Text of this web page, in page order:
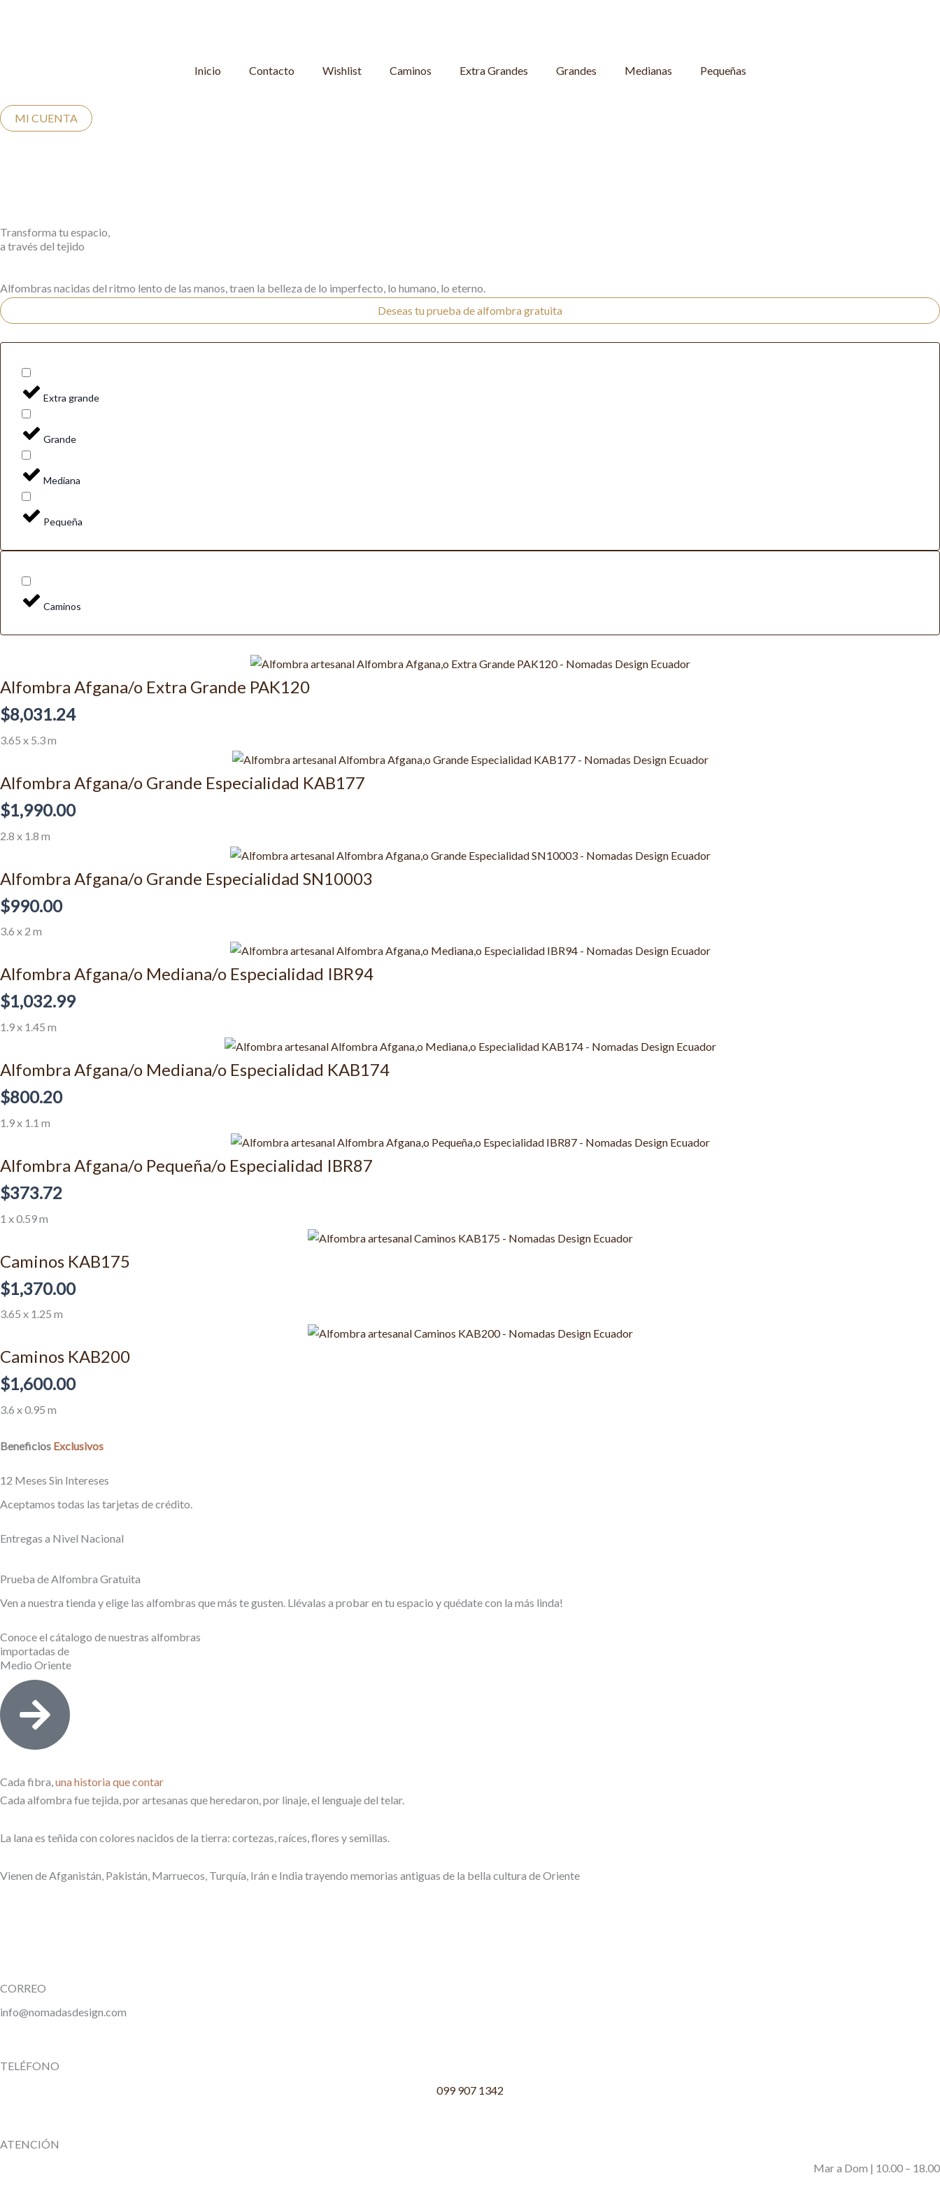
Inicio
Contacto Wishlist Caminos Extra Grandes Grandes Medianas Pequeñas
MI CUENTA
Transforma tu espacio,
a través del tejido
Alfombras nacidas del ritmo lento de las manos, traen la belleza de lo imperfecto, lo humano, lo eterno.
Deseas tu prueba de alfombra gratuita
Extra grande
Grande
Mediana
Pequeña
Caminos
Alfombra Afgana/o Extra Grande PAK120
$8,031.24
3.65 x 5.3 m
Alfombra Afgana/o Grande Especialidad KAB177
$1,990.00
2.8 x 1.8 m
Alfombra Afgana/o Grande Especialidad SN10003
$990.00
3.6 x 2 m
Alfombra Afgana/o Mediana/o Especialidad IBR94
$1,032.99
1.9 x 1.45 m
Alfombra Afgana/o Mediana/o Especialidad KAB174
$800.20
1.9 x 1.1 m
Alfombra Afgana/o Pequeña/o Especialidad IBR87
$373.72
1 x 0.59 m
Caminos KAB175
$1,370.00
3.65 x 1.25 m
Caminos KAB200
$1,600.00
3.6 x 0.95 m
Beneficios Exclusivos
12 Meses Sin Intereses
Aceptamos todas las tarjetas de crédito.
Entregas a Nivel Nacional
Prueba de Alfombra Gratuita
Ven a nuestra tienda y elige las alfombras que más te gusten. Llévalas a probar en tu espacio y quédate con la más linda!
Conoce el cátalogo de nuestras alfombras
importadas de
Medio Oriente
Cada fibra,una historiaque contar
Cada alfombra fue tejida, por artesanas que heredaron, por linaje, el lenguaje del telar.
La lana es teñida con colores nacidos de la tierra: cortezas, raíces, flores y semillas.
Vienen de Afganistán, Pakistán, Marruecos, Turquía, Irán e India trayendo memorias antiguas de la bella cultura de Oriente
CORREO
info@nomadasdesign.com
TELÉFONO
099 907 1342
ATENCIÓN
Mar a Dom | 10.00 – 18.00